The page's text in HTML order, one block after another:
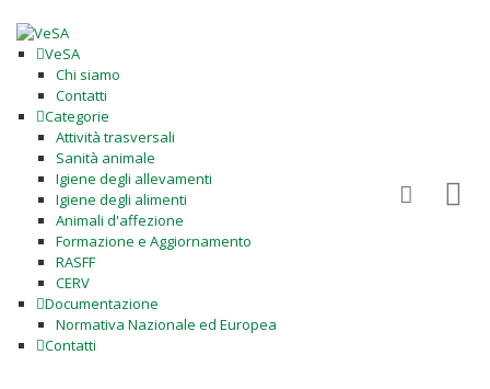
VeSA
Chi siamo
Contatti
Categorie
Attività trasversali
Sanità animale
Igiene degli allevamenti
Igiene degli alimenti
Animali d'affezione
Formazione e Aggiornamento
RASFF
CERV
Documentazione
Normativa Nazionale ed Europea
Contatti